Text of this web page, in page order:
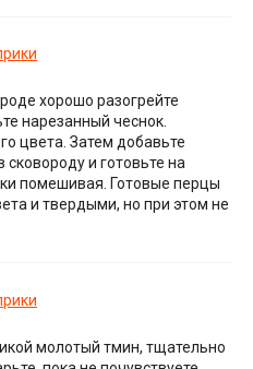
хорошо разогрейте
нарезанный чеснок.
цвета. Затем добавьте
и готовьте на
помешивая. Готовые перцы
и твердыми, но при этом не
молотый тмин, тщательно